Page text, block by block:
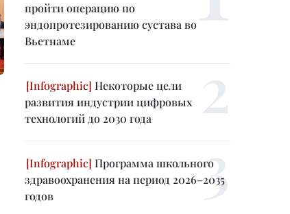
пройти операцию по
эндопротезированию сустава во
Вьетнаме
Некоторые цели
развития индустрии цифровых
технологий до 2030 года
Программа школьного
здравоохранения на период 2026–2035
годов